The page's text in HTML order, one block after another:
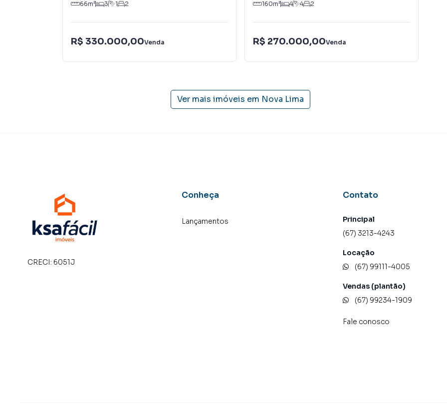
66m² 3 1 2
R$ 330.000,00Venda
160m² 4 4 2
R$ 270.000,00Venda
Ver mais imóveis em Nova Lima
CRECI: 6051J
Conheça
Lançamentos
Contato
Principal
(67) 3213-4243
Locação
(67) 99111-4005
Vendas (plantão)
(67) 99234-1909
Fale conosco